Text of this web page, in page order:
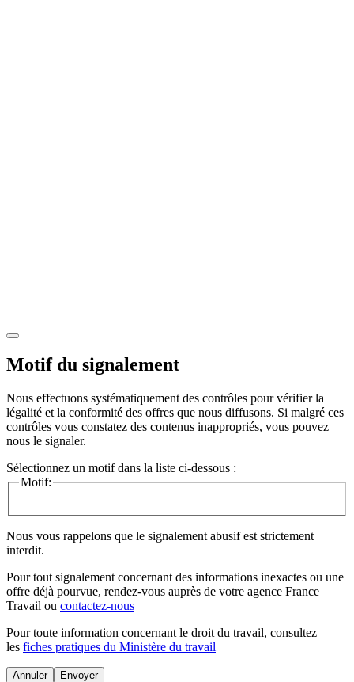
Motif du signalement
Nous effectuons systématiquement des contrôles pour vérifier la
légalité et la conformité des offres que nous diffusons. Si malgré ces
contrôles vous constatez des contenus inappropriés, vous pouvez
nous le signaler.
Sélectionnez un motif dans la liste ci-dessous :
Motif:
Nous vous rappelons que le signalement abusif est strictement
interdit.
Pour tout signalement concernant des informations inexactes ou une
offre déjà pourvue, rendez-vous auprès de votre agence France
Travail ou contactez-nous
Pour toute information concernant le droit du travail, consultez
les fiches pratiques du Ministère du travail
Annuler